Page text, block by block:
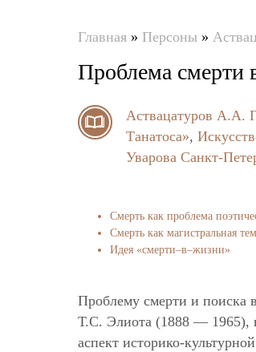
здесь
Главная » Персоны »
Проблема смерти
Аствацатуров А.А.
Танатоса»,
Уварова Санкт-
Смерть как проблема
Смерть как магистральная
Идея «смерти–в–жизни»
Проблему смерти и поиска
Т.С. Элиота (1888 — 1965),
аспект историко-